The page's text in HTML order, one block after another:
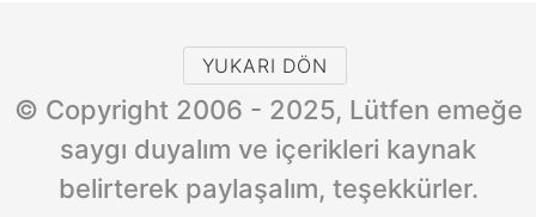
YUKARI DÖN
© Copyright 2006 - 2025, Lütfen emeğe
saygı duyalım ve içerikleri kaynak
belirterek paylaşalım, teşekkürler.